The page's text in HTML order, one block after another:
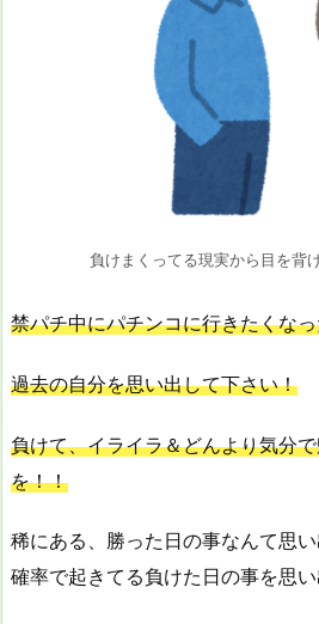
負けまくってる現実から目を背
禁パチ中にパチンコに行きたくな
過去の自分を思い出して下さい！
負けて、イライラ＆どんより気分
を！！
稀にある、勝った日の事なんて思
確率で起きてる負けた日の事を思い